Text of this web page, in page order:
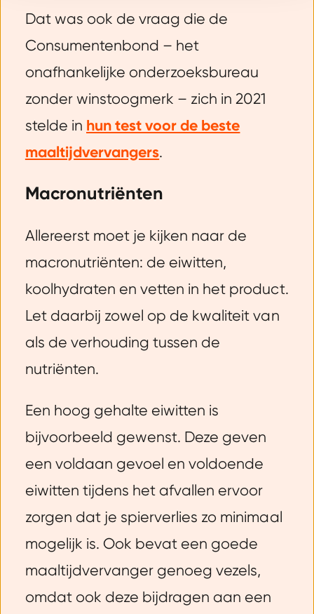
Dat was ook de vraag die de
Consumentenbond – het
onafhankelijke onderzoeksbureau
zonder winstoogmerk – zich in 2021
stelde in hun test voor de beste
maaltijdvervangers.
Macronutriënten
Allereerst moet je kijken naar de
macronutriënten: de eiwitten,
koolhydraten en vetten in het product.
Let daarbij zowel op de kwaliteit van
als de verhouding tussen de
nutriënten.
Een hoog gehalte eiwitten is
bijvoorbeeld gewenst. Deze geven
een voldaan gevoel en voldoende
eiwitten tijdens het afvallen ervoor
zorgen dat je spierverlies zo minimaal
mogelijk is. Ook bevat een goede
maaltijdvervanger genoeg vezels,
omdat ook deze bijdragen aan een